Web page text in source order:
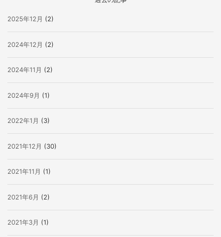
2025年12月 (2)
2024年12月 (2)
2024年11月 (2)
2024年9月 (1)
2022年1月 (3)
2021年12月 (30)
2021年11月 (1)
2021年6月 (2)
2021年3月 (1)